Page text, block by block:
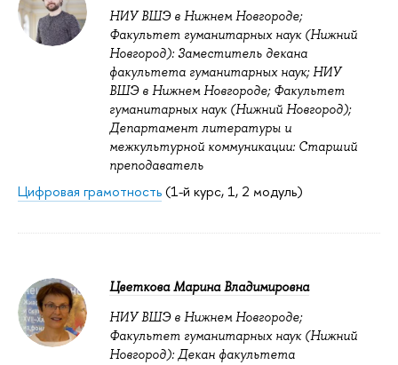
НИУ ВШЭ в Нижнем Новгороде;
Факультет гуманитарных наук (Нижний
Новгород): Заместитель декана
факультета гуманитарных наук; НИУ
ВШЭ в Нижнем Новгороде; Факультет
гуманитарных наук (Нижний Новгород);
Департамент литературы и
межкультурной коммуникации: Старший
преподаватель
Цифровая грамотность(1-й курс, 1, 2 модуль)
Цветкова Марина Владимировна
НИУ ВШЭ в Нижнем Новгороде;
Факультет гуманитарных наук (Нижний
Новгород): Декан факультета